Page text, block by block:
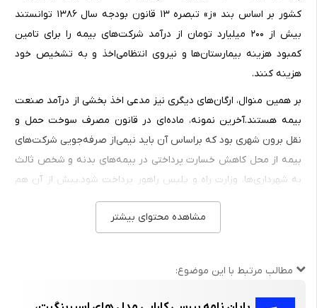
کشور بر اساس بند «ز» تبصره ۱۳ قانون بودجه سال ۱۳۸۶ توانستند
بیش از ۲۰۰ میلیارد تومان از درآمد شرکت‌های بیمه را برای تامین
کمبود هزینه بیمارستان‌ها و نیروی انتظامی‌اخذ و به تشخیص خود
هزینه کنند.
بر همین منوال، ارگان‌های دیگری نیز مدعی اخذ بخشی از درآمد صنعت
بیمه هستند‌.آخرین نمونه، ماده‌ای در قانون مصرف سوخت حمل و
نقل برون شهری بود که براساس آن باید نیمی‌از صرفه‌جویی شرکت‌های
بیمه از محل کاهش خسارت پرداختی در بیمه‌های بدنه و شخص ثالث
به شهرداری‌ها، وزارت راه و پلیس راهور پرداخت شود‌.پیش از آن هم
شورای برخی شهرها تصویب کرده بودند که شرکت‌های بیمه در آن شهر
باید عوارض بپردازند‌.این رویه تاکنون صدمات مالی متنابهی به
مشاهده محتوای بیشتر
مطالب مرتبط با این موضوع: